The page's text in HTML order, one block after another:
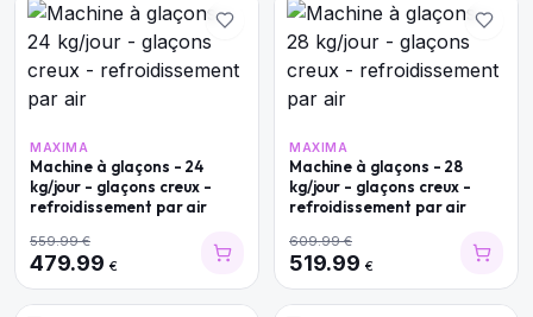
MAXIMA
Machine à glaçons - 24
kg/jour - glaçons creux -
refroidissement par air
559.99€
479.99 €
MAXIMA
Machine à glaçons - 28
kg/jour - glaçons creux -
refroidissement par air
609.99€
519.99 €